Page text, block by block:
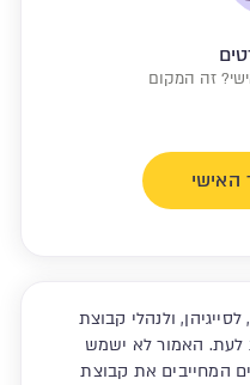
זה המקום
האישי
ולנהלי קבוצת
לעת. האמור לא ישמש
המחייבים את קבוצת